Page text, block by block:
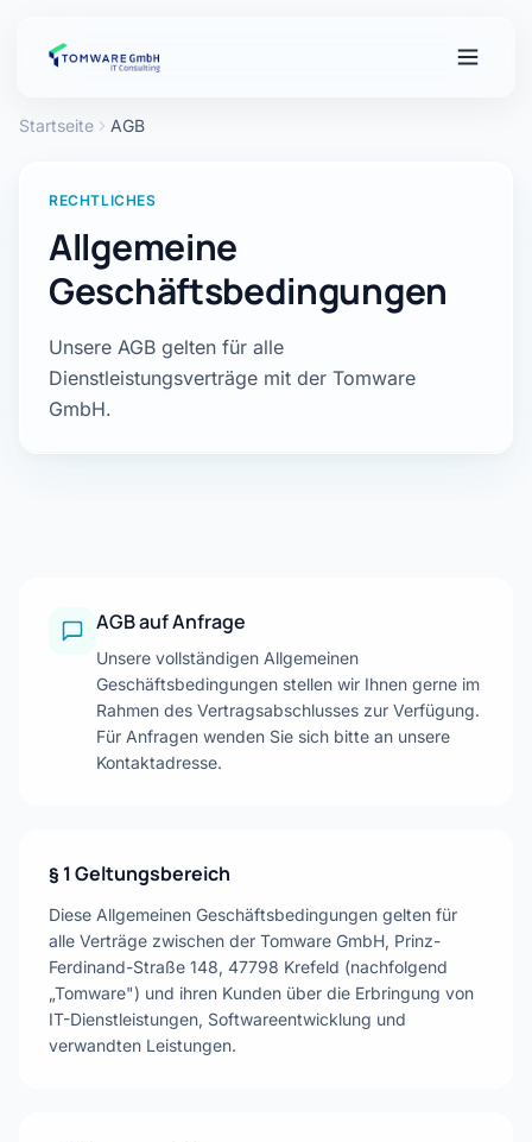
Startseite AGB
RECHTLICHES
Allgemeine
Geschäftsbedingungen
Unsere AGB gelten für alle
Dienstleistungsverträge mit der Tomware
GmbH.
AGB auf Anfrage
Unsere vollständigen Allgemeinen
Geschäftsbedingungen stellen wir Ihnen gerne im
Rahmen des Vertragsabschlusses zur Verfügung.
Für Anfragen wenden Sie sich bitte an unsere
Kontaktadresse.
§ 1 Geltungsbereich
Diese Allgemeinen Geschäftsbedingungen gelten für
alle Verträge zwischen der Tomware GmbH, Prinz-
Ferdinand-Straße 148, 47798 Krefeld (nachfolgend
„Tomware") und ihren Kunden über die Erbringung von
IT-Dienstleistungen, Softwareentwicklung und
verwandten Leistungen.